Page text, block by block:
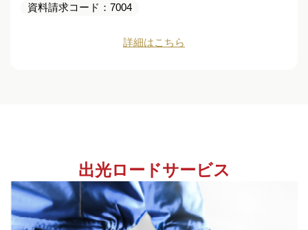
資料請求コード：7004
詳細はこちら
出光ロードサービス